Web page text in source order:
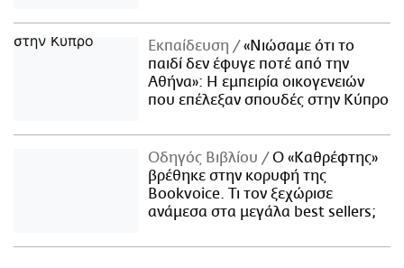
Εκπαίδευση
«Νιώσαμε ότι το
παιδί δεν έφυγε ποτέ από την
Αθήνα»: Η εμπειρία οικογενειών
που επέλεξαν σπουδές στην Κύπρο
Οδηγός Βιβλίου
Ο «Καθρέφτης»
βρέθηκε στην κορυφή της
Bookvoice. Τι τον ξεχώρισε
ανάμεσα στα μεγάλα best sellers;